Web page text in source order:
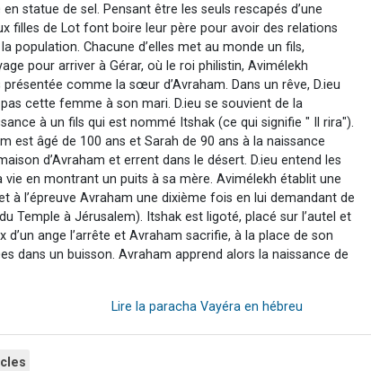
statue de sel. Pensant être les seuls rescapés d’une
filles de Lot font boire leur père pour avoir des relations
population. Chacune d’elles met au monde un fils,
pour arriver à Gérar, où le roi philistin, Avimélekh
comme la sœur d’Avraham. Dans un rêve, D.ieu
cette femme à son mari. D.ieu se souvient de la
à un fils qui est nommé Itshak (ce qui signifie " Il rira").
est âgé de 100 ans et Sarah de 90 ans à la naissance
d’Avraham et errent dans le désert. D.ieu entend les
en montrant un puits à sa mère. Avimélekh établit une
à l’épreuve Avraham une dixième fois en lui demandant de
Temple à Jérusalem). Itshak est ligoté, placé sur l’autel et
ange l’arrête et Avraham sacrifie, à la place de son
dans un buisson. Avraham apprend alors la naissance de
Lire la paracha Vayéra en hébreu